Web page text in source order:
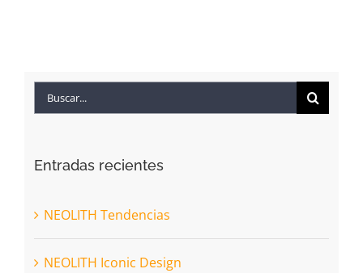
Buscar:
Entradas recientes
NEOLITH Tendencias
NEOLITH Iconic Design